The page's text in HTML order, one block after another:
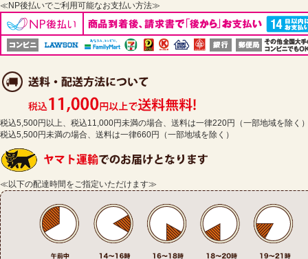
≪NP後払いでご利用可能なお支払い方法≫
税込5,500円以上、税込11,000円未満の場合、送料は一律220円（一部地域を除く
税込5,500円未満の場合、送料は一律660円（一部地域を除く）
≪以下の配達時間をご指定いただけます≫